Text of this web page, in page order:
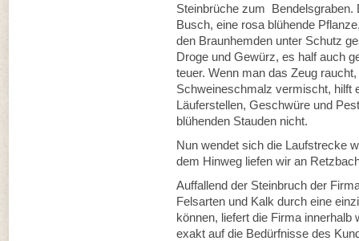
Steinbrüche zum Bendelsgraben.
Busch, eine rosa blühende
den Braunhemden unter Schutz
Droge und Gewürz, es half auch
teuer. Wenn man das Zeug
Schweineschmalz vermischt, hilft
Läuferstellen, Geschwüre und
blühenden Stauden nicht.
Nun wendet sich die Laufstrecke
dem Hinweg liefen wir an
Auffallend der Steinbruch der
Felsarten und Kalk durch eine
können, liefert die Firma
exakt auf die Bedürfnisse des